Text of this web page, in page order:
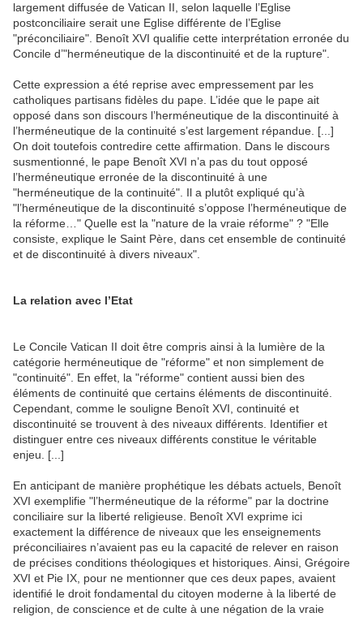
largement diffusée de Vatican II, selon laquelle l’Eglise
postconciliaire serait une Eglise différente de l’Eglise
"préconciliaire". Benoît XVI qualifie cette interprétation erronée du
Concile d’"herméneutique de la discontinuité et de la rupture".
Cette expression a été reprise avec empressement par les
catholiques partisans fidèles du pape. L’idée que le pape ait
opposé dans son discours l’herméneutique de la discontinuité à
l’herméneutique de la continuité s’est largement répandue. [...]
On doit toutefois contredire cette affirmation. Dans le discours
susmentionné, le pape Benoît XVI n’a pas du tout opposé
l’herméneutique erronée de la discontinuité à une
"herméneutique de la continuité". Il a plutôt expliqué qu’à
"l’herméneutique de la discontinuité s’oppose l’herméneutique de
la réforme…" Quelle est la "nature de la vraie réforme" ? "Elle
consiste, explique le Saint Père, dans cet ensemble de continuité
et de discontinuité à divers niveaux".
La relation avec l’Etat
Le Concile Vatican II doit être compris ainsi à la lumière de la
catégorie herméneutique de "réforme" et non simplement de
"continuité". En effet, la "réforme" contient aussi bien des
éléments de continuité que certains éléments de discontinuité.
Cependant, comme le souligne Benoît XVI, continuité et
discontinuité se trouvent à des niveaux différents. Identifier et
distinguer entre ces niveaux différents constitue le véritable
enjeu. [...]
En anticipant de manière prophétique les débats actuels, Benoît
XVI exemplifie "l’herméneutique de la réforme" par la doctrine
conciliaire sur la liberté religieuse. Benoît XVI exprime ici
exactement la différence de niveaux que les enseignements
préconciliaires n’avaient pas eu la capacité de relever en raison
de précises conditions théologiques et historiques. Ainsi, Grégoire
XVI et Pie IX, pour ne mentionner que ces deux papes, avaient
identifié le droit fondamental du citoyen moderne à la liberté de
religion, de conscience et de culte à une négation de la vraie